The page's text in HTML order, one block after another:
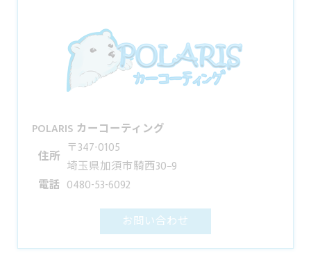
POLARIS カーコーティング
住所 〒347-0105
埼玉県加須市騎西30−9
電話 0480-53-6092
お問い合わせ